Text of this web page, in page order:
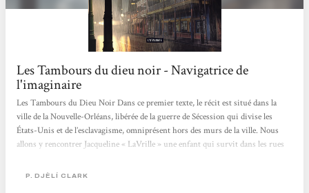
Les Tambours du dieu noir - Navigatrice de
l'imaginaire
Les Tambours du Dieu Noir Dans ce premier texte, le récit est situé dans la
ville de la Nouvelle-Orléans, libérée de la guerre de Sécession qui divise les
États-Unis et de l’esclavagisme, omniprésent hors des murs de la ville. Nous
allons y rencontrer Jacqueline « LaVrille » une enfant qui survit dans les rues
fait halte dans la ville, et dont les particularités sont intimement liées à celle de
P. DJÈLÍ CLARK